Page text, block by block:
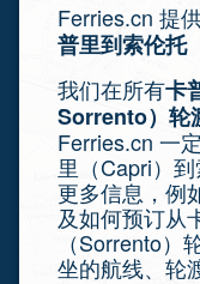
Ferries.cn 提
普里到索伦托
我们在所有卡
Sorrento）轮
Ferries.cn 一
里（Capri）
更多信息，例
及如何预订从
（Sorrento
坐的航线、轮